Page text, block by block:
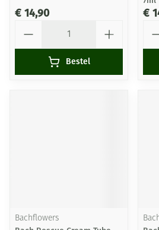
€ 14,90
Bestel
€
Bachflowers